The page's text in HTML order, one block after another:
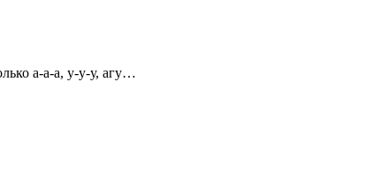
а-а-а, у-у-у, агу…